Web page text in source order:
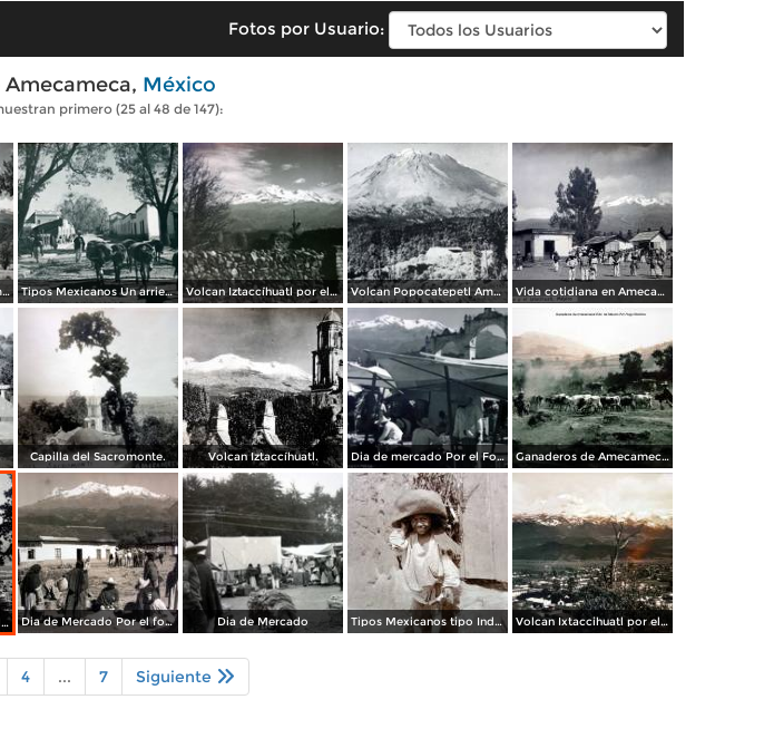
Fotos por Usuario:
México
primero (25 al 48 de 147):
Volcan Iztaccíhuatl en Amecameca Edo de México. Tipos Mexicanos Un arriero de Amecameca, Edo. de México. Volcan Iztaccíhuatl por el Fotógrafo Hugo Brehme. Volcan Popocatepetl Amecameca Edo de México. Vida cotidiana en Amecameca y el volcan Ixtaccihuatl al fondo por Fotógrafo Jacobo Granat.
Capilla del Sacromonte. Volcan Iztaccíhuatl. Dia de mercado Por el Fotógrafo Hugo Brehme. Ganaderos de Amecameca Edo. de Mexico Por Hugo Brehme.
Volcan Ixtaccihuatl Por el fotografo Hugo Brehme. Dia de Mercado Por el fotografo Hugo Brehme. Dia de Mercado Tipos Mexicanos tipo Indigena. Volcan Ixtaccihuatl por el fotografo Hugo Brehme
4 ... 7 Siguiente